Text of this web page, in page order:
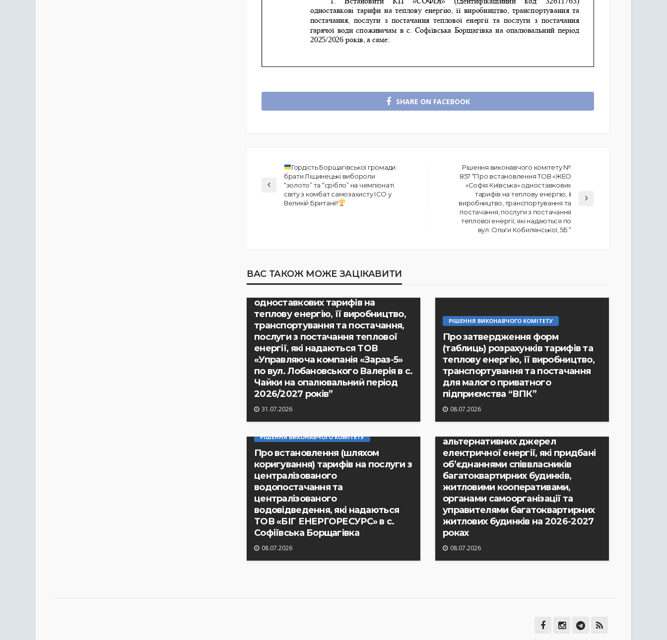
SHARE ON FACEBOOK
Гордість Борщагівської громади:
брати Ліщинецькі вибороли
“золото” та “срібло” на чемпіонаті
світу з комбат самозахисту ІСО у
Великій Британії!
Рішення виконавчого комітету №
857 “Про встановлення ТОВ «ЖЕО
«Софія Київська» одноставкових
тарифів на теплову енергію, її
виробництво, транспортування та
постачання, послуги з постачання
теплової енергії, які надаються по
вул. Ольги Кобилянської, 5Б “
ВАС ТАКОЖ МОЖЕ ЗАЦІКАВИТИ
Рішення виконавчого комітету №
одноставкових тарифів на
теплову енергію, її виробництво,
транспортування та постачання,
послуги з постачання теплової
енергії, які надаються ТОВ
«Управляюча компанія «Зараз-5»
по вул. Лобановського Валерія в с.
Чайки на опалювальний період
2026/2027 років”
31.07.2026
РІШЕННЯ ВИКОНАВЧОГО КОМІТЕТУ
Про затвердження форм
(таблиць) розрахунків тарифів та
теплову енергію, її виробництво,
транспортування та постачання
для малого приватного
підприємства “ВПК”
08.07.2026
РІШЕННЯ ВИКОНАВЧОГО КОМІТЕТУ
Про встановлення (шляхом
коригування) тарифів на послуги з
централізованого
водопостачання та
централізованого
водовідведення, які надаються
ТОВ «БІГ ЕНЕРГОРЕСУРС» в с.
Софіївська Борщагівка
08.07.2026
РІШЕННЯ ВИКОНАВЧОГО КОМІТЕТУ
Про затвердження протоколу №
альтернативних джерел
електричної енергії, які придбані
об’єднаннями співвласників
багатоквартирних будинків,
житловими кооперативами,
органами самоорганізації та
управителями багатоквартирних
житлових будинків на 2026-2027
роках
08.07.2026